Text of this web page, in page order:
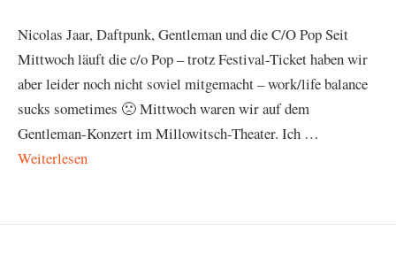
Nicolas Jaar, Daftpunk, Gentleman und die C/O Pop Seit
Mittwoch läuft die c/o Pop – trotz Festival-Ticket haben wir
aber leider noch nicht soviel mitgemacht – work/life balance
sucks sometimes 🙁 Mittwoch waren wir auf dem
Gentleman-Konzert im Millowitsch-Theater. Ich …
Weiterlesen